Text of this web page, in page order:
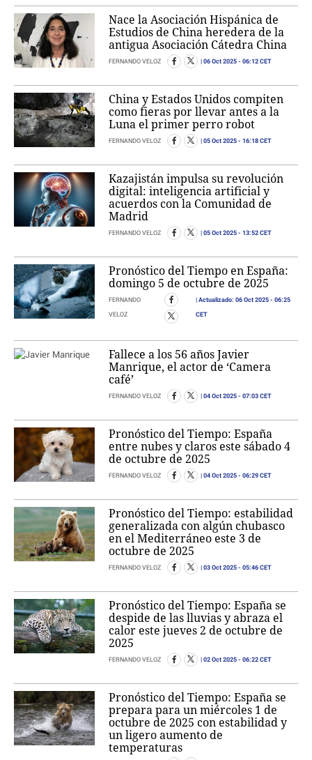
Nace la Asociación Hispánica de
Estudios de China heredera de la
antigua Asociación Cátedra China
FERNANDO VELOZ 06 Oct 2025 - 06:12 CET
China y Estados Unidos compiten
como fieras por llevar antes a la
Luna el primer perro robot
FERNANDO VELOZ 05 Oct 2025 - 16:18 CET
Kazajistán impulsa su revolución
digital: inteligencia artificial y
acuerdos con la Comunidad de
Madrid
FERNANDO VELOZ 05 Oct 2025 - 13:52 CET
Pronóstico del Tiempo en España:
domingo 5 de octubre de 2025
FERNANDO
VELOZ
Actualizado:06 Oct 2025 - 06:25
CET
Fallece a los 56 años Javier
Manrique, el actor de ‘Camera
café’
FERNANDO VELOZ 04 Oct 2025 - 07:03 CET
Pronóstico del Tiempo: España
entre nubes y claros este sábado 4
de octubre de 2025
FERNANDO VELOZ 04 Oct 2025 - 06:29 CET
Pronóstico del Tiempo: estabilidad
generalizada con algún chubasco
en el Mediterráneo este 3 de
octubre de 2025
FERNANDO VELOZ 03 Oct 2025 - 05:46 CET
Pronóstico del Tiempo: España se
despide de las lluvias y abraza el
calor este jueves 2 de octubre de
2025
FERNANDO VELOZ 02 Oct 2025 - 06:22 CET
Pronóstico del Tiempo: España se
prepara para un miércoles 1 de
octubre de 2025 con estabilidad y
un ligero aumento de
temperaturas